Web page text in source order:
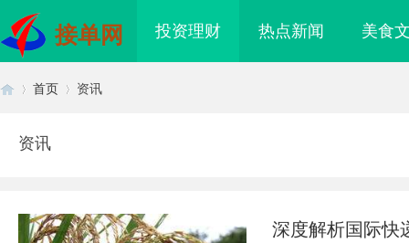
接单网 投资理财 热点新闻 美食
首页 资讯
资讯
深度解析国际快